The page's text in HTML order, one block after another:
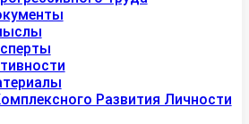
Развития Личности